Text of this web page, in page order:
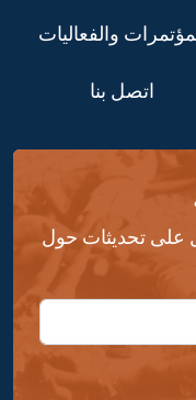
والفعاليات
اتصل بنا
على تحديثات حول